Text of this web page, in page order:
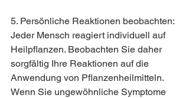
5. Persönliche Reaktionen beobachten:
Jeder Mensch reagiert individuell auf
Heilpflanzen. Beobachten Sie daher
sorgfältig Ihre Reaktionen auf die
Anwendung von Pflanzenheilmitteln.
Wenn Sie ungewöhnliche Symptome